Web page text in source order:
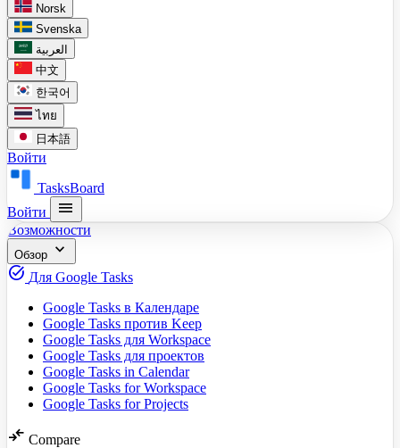
Norsk
Svenska
العربية
中文
한국어
ไทย
日本語
Войти
TasksBoard
Войти
menu
Возможности
Обзор expand_more
task_alt Для Google Tasks
Google Tasks в Календаре
Google Tasks против Keep
Google Tasks для Workspace
Google Tasks для проектов
Google Tasks in Calendar
Google Tasks for Workspace
Google Tasks for Projects
compare_arrows Compare